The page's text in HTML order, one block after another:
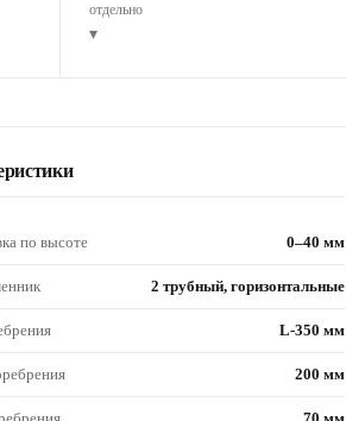
отдельно
▾
по высоте 0–40 мм
2 трубный, горизонтальные
L-350 мм
200 мм